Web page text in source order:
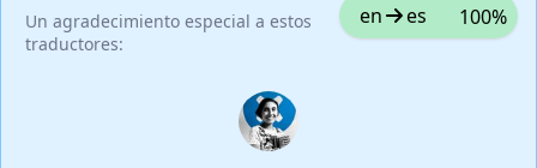
Un agradecimiento especial a estos
traductores:
en es 100%